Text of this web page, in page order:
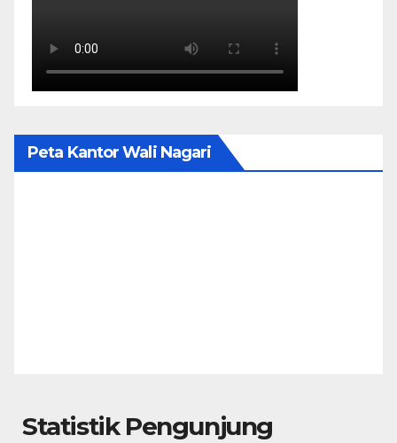
Peta Kantor Wali Nagari
Statistik Pengunjung